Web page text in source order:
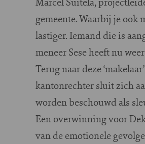
gemeente. Waarbij je
lastiger. Iemand die is
meneer Sese heeft nu
Terug naar deze
kantonrechter sluit zich
worden beschouwd als
Een overwinning voor
van de emotionele